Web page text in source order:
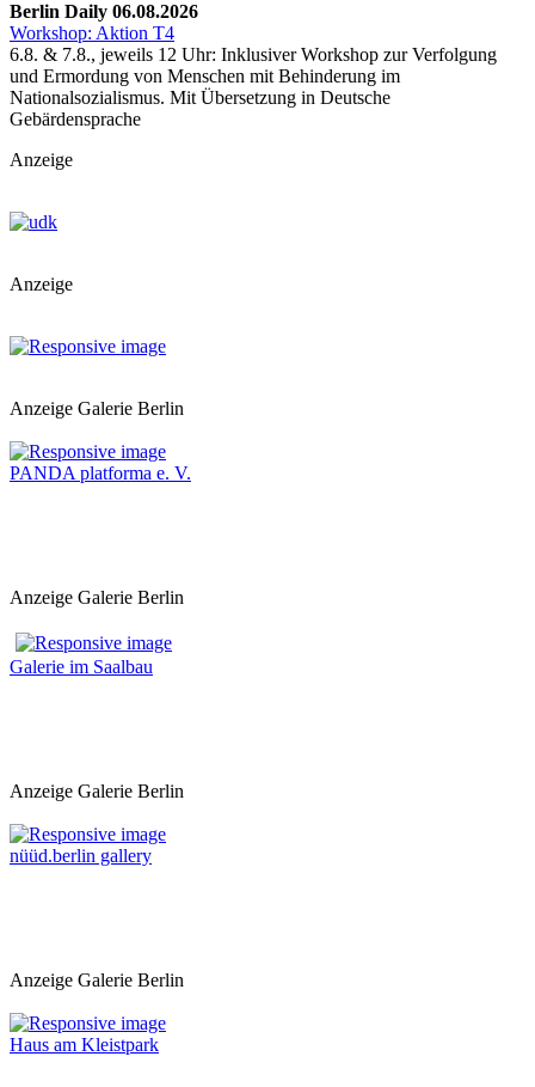
Berlin Daily 06.08.2026
Workshop: Aktion T4
6.8. & 7.8., jeweils 12 Uhr: Inklusiver Workshop zur Verfolgung
und Ermordung von Menschen mit Behinderung im
Nationalsozialismus. Mit Übersetzung in Deutsche
Gebärdensprache
Anzeige
Anzeige
Anzeige Galerie Berlin
PANDA platforma e. V.
Anzeige Galerie Berlin
Galerie im Saalbau
Anzeige Galerie Berlin
nüüd.berlin gallery
Anzeige Galerie Berlin
Haus am Kleistpark